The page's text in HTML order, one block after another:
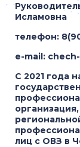
Исламовна
телефон:
e-mail:
С 2021 года
лиц с ОВЗ в